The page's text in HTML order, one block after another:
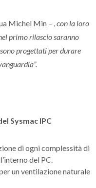
Michel Min – ,con la loro
primo rilascio saranno
progettati per durare
Sysmac IPC
di ogni complessità di
del PC.
un ventilazione naturale